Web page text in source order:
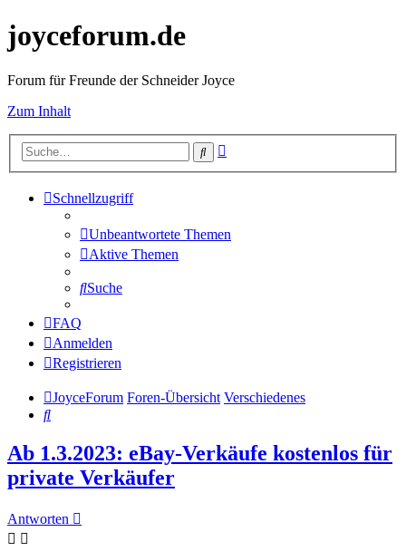
joyceforum.de
Forum für Freunde der Schneider Joyce
Zum Inhalt
Suche
Schnellzugriff
Unbeantwortete Themen
Aktive Themen
Suche
FAQ
Anmelden
Registrieren
JoyceForum Foren-Übersicht Verschiedenes
Suche
Ab 1.3.2023: eBay-Verkäufe kostenlos für
private Verkäufer
Antworten